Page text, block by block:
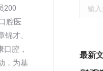
200
腔医
才、
腔，
，为基
Search:
最新